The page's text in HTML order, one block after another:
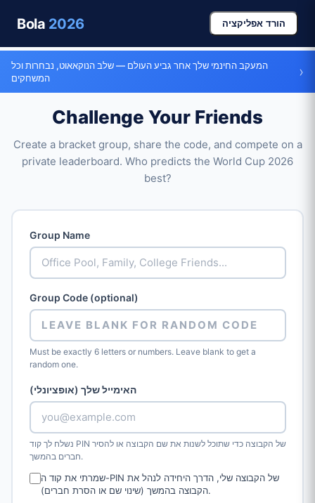
Bola 2026 הורד אפליקציה
המעקב החינמי שלך אחר גביע העולם — שלב הנוקאאוט, נבחרות וכל
המשחקים
›
Challenge Your Friends
Create a bracket group, share the code, and compete on a
private leaderboard. Who predicts the World Cup 2026
best?
Group Name
Group Code (optional)
Must be exactly 6 letters or numbers. Leave blank to get a
random one.
האימייל שלך (אופציונלי)
נשלח לך קוד PIN של הקבוצה כדי שתוכל לשנות את שם הקבוצה או להסיר
חברים בהמשך.
שמרתי את קוד ה-PIN של הקבוצה שלי, הדרך היחידה לנהל את
הקבוצה בהמשך (שינוי שם או הסרת חברים).